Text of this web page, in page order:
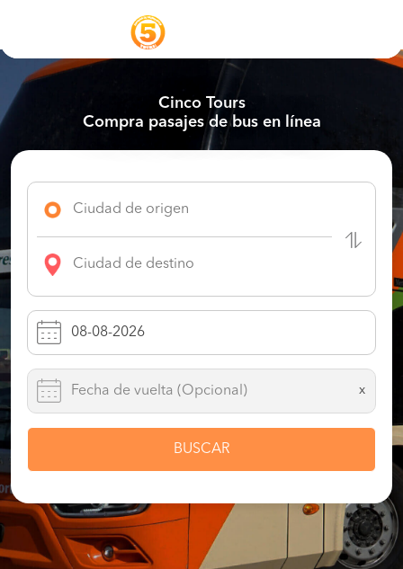
Cinco Tours
Compra pasajes de bus en línea
x
BUSCAR